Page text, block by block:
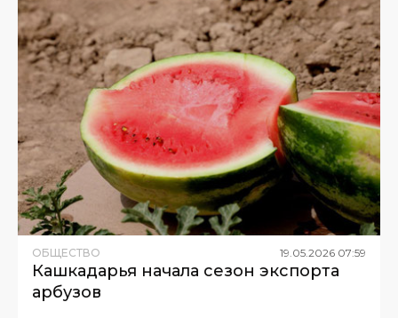
ОБЩЕСТВО 19.05.2026 07:59
Кашкадарья начала сезон экспорта
арбузов